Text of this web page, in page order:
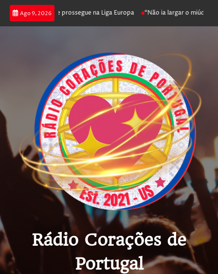
Ago 9, 2026
joga poker e prossegue na Liga Europa “Não ia largar o miúdo”.
Rádio Corações de
Portugal